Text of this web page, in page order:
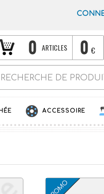
0 ARTICLES 0 €
ACCESSOIRE